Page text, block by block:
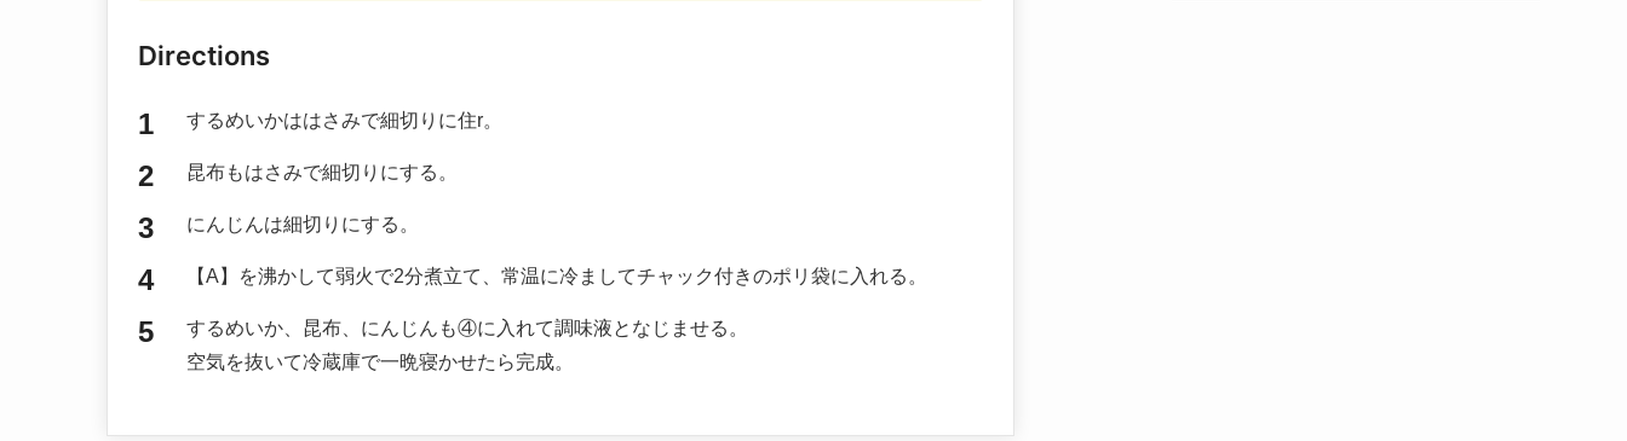
Directions
するめいかははさみで細切りに住r。
昆布もはさみで細切りにする。
にんじんは細切りにする。
【A】を沸かして弱火で2分煮立て、常温に冷ましてチャック付きのポリ袋に入れる。
するめいか、昆布、にんじんも④に入れて調味液となじませる。
空気を抜いて冷蔵庫で一晩寝かせたら完成。